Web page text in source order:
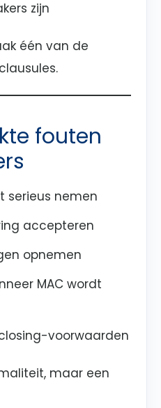
zijn
één van de
fouten
serieus nemen
accepteren
opnemen
MAC wordt
voorwaarden
maar een